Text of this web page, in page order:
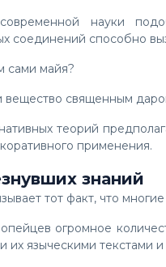
соединений способно
сами майя?
вещество священным
применения.
знаний
тот факт, что
их языческими текстами